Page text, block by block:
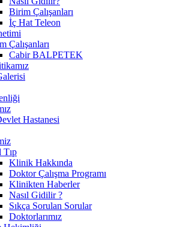
Birim Çalışanları
İç Hat Teleon
Çalışanları
Cabir BALPETEK
Hastanesi
Tıp
Klinik Hakkında
Doktor Çalışma Programı
Klinikten Haberler
Nasıl Gidilir ?
Sıkça Sorulan Sorular
Doktorlarımız